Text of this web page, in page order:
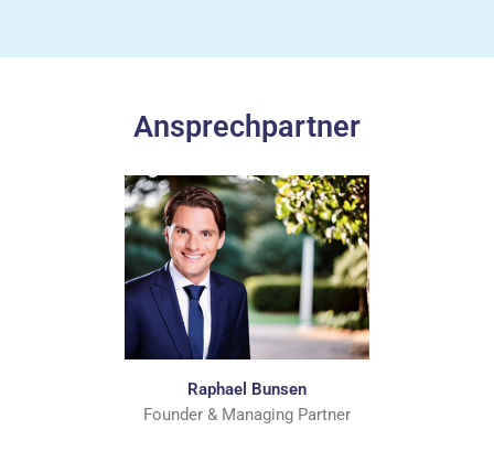
Ansprechpartner
Raphael Bunsen
Founder & Managing Partner